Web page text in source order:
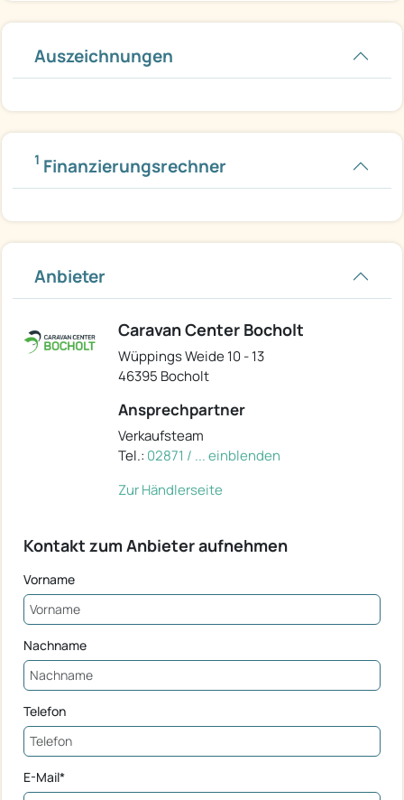
Auszeichnungen
1 Finanzierungsrechner
Anbieter
Caravan Center Bocholt
Wüppings Weide 10 - 13
46395 Bocholt
Ansprechpartner
Verkaufsteam
Tel.: 02871 / ... einblenden
Zur Händlerseite
Kontakt zum Anbieter aufnehmen
Vorname
Nachname
Telefon
E-Mail*